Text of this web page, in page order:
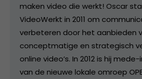
maken video die werkt! Oscar
VideoWerkt in 2011 om
verbeteren door het aanbieden
conceptmatige en strategisch
online video’s. In 2012 is hij
van de nieuwe lokale omroep